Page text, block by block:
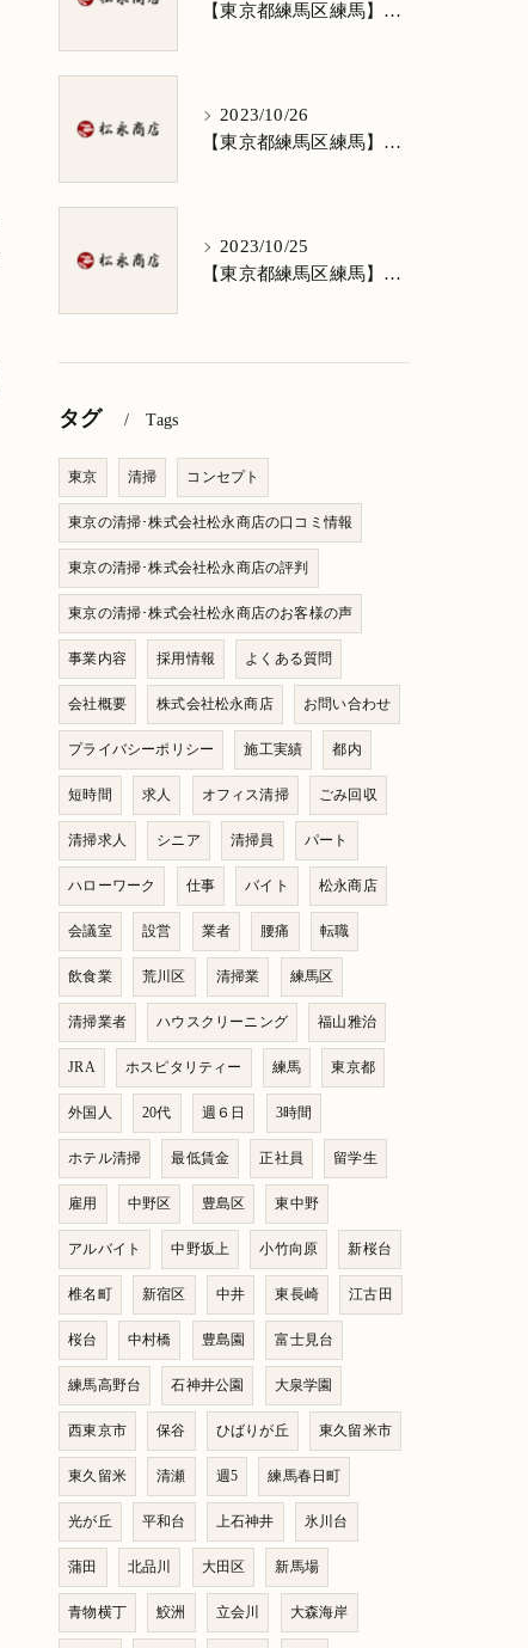
【東京都練馬区練馬】清掃求人★1日3h/週5日/祝日お休み★谷原在住の方歓迎
2023/10/26
【東京都練馬区練馬】清掃求人★1日3h/週5日/祝日お休み★南田中在住の方歓迎
2023/10/25
【東京都練馬区練馬】清掃求人★1日3h/週5日/祝日お休み★南大泉在住の方歓迎
タグ Tags
東京 清掃 コンセプト
東京の清掃･株式会社松永商店の口コミ情報
東京の清掃･株式会社松永商店の評判
東京の清掃･株式会社松永商店のお客様の声
事業内容 採用情報 よくある質問
会社概要 株式会社松永商店 お問い合わせ
プライバシーポリシー 施工実績 都内
短時間 求人 オフィス清掃 ごみ回収
清掃求人 シニア 清掃員 パート
ハローワーク 仕事 バイト 松永商店
会議室 設営 業者 腰痛 転職
飲食業 荒川区 清掃業 練馬区
清掃業者 ハウスクリーニング 福山雅治
JRA ホスピタリティー 練馬 東京都
外国人 20代 週６日 3時間
ホテル清掃 最低賃金 正社員 留学生
雇用 中野区 豊島区 東中野
アルバイト 中野坂上 小竹向原 新桜台
椎名町 新宿区 中井 東長崎 江古田
桜台 中村橋 豊島園 富士見台
練馬高野台 石神井公園 大泉学園
西東京市 保谷 ひばりが丘 東久留米市
東久留米 清瀬 週5 練馬春日町
光が丘 平和台 上石神井 氷川台
蒲田 北品川 大田区 新馬場
青物横丁 鮫洲 立会川 大森海岸